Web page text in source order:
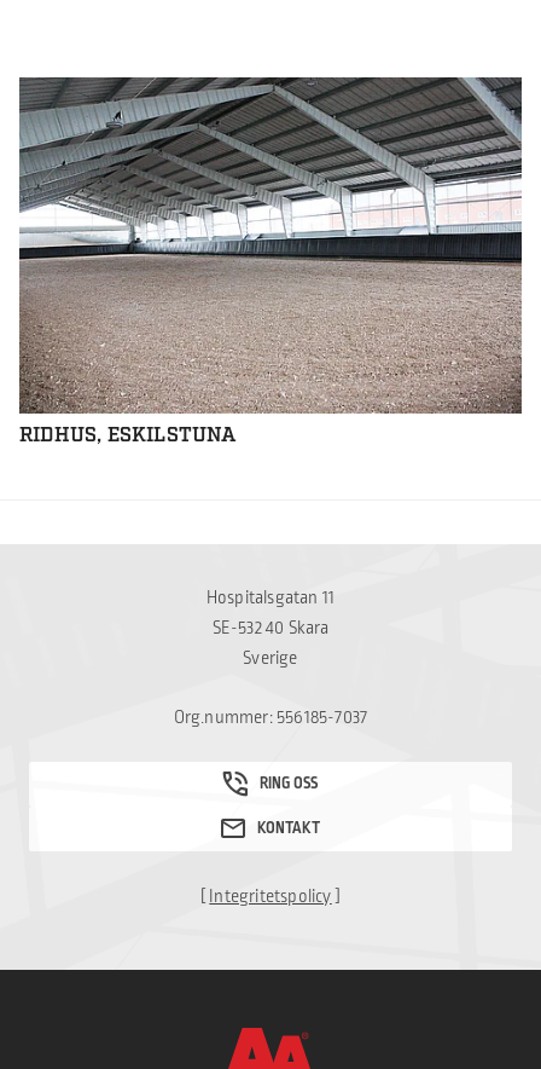
RIDHUS, ESKILSTUNA
Hospitalsgatan 11
SE-532 40 Skara
Sverige
Org.nummer: 556185-7037
[Integritetspolicy]